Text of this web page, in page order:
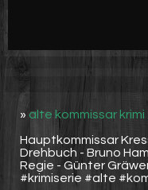
» alte kommissar krimi
Hauptkommissar
Drehbuch - Bruno
Regie - Günter
#krimiserie #alte